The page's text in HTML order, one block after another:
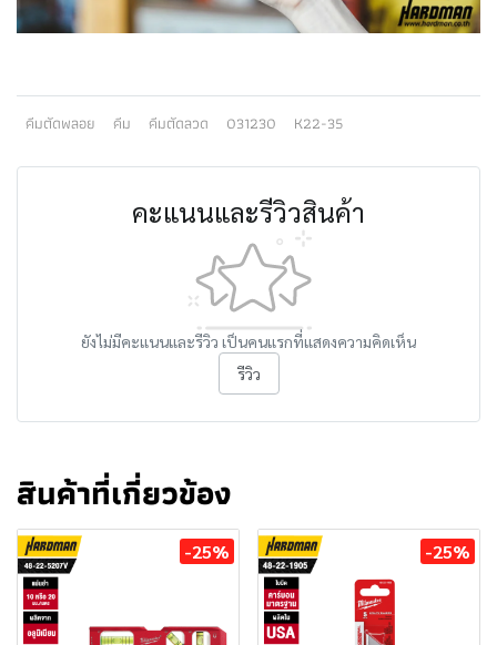
คีมตัดพลอย คีม คีมตัดลวด 031230 K22-35
คะแนนและรีวิวสินค้า
ยังไม่มีคะแนนและรีวิว เป็นคนแรกที่แสดงความคิดเห็น
รีวิว
สินค้าที่เกี่ยวข้อง
-25% -25%